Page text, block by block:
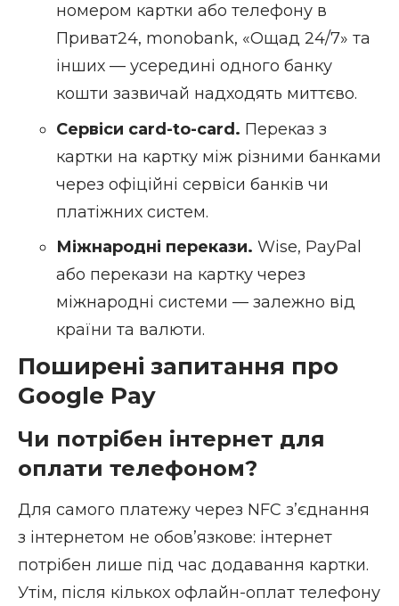
номером картки або телефону в
Приват24, monobank, «Ощад 24/7» та
інших — усередині одного банку
кошти зазвичай надходять миттєво.
Сервіси card-to-card. Переказ з
картки на картку між різними банками
через офіційні сервіси банків чи
платіжних систем.
Міжнародні перекази. Wise, PayPal
або перекази на картку через
міжнародні системи — залежно від
країни та валюти.
Поширені запитання про
Google Pay
Чи потрібен інтернет для
оплати телефоном?
Для самого платежу через NFC зʼєднання
з інтернетом не обовʼязкове: інтернет
потрібен лише під час додавання картки.
Утім, після кількох офлайн-оплат телефону